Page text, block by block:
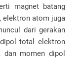
magnet batang
elektron atom juga
dari gerakan
total elektron
momen dipol